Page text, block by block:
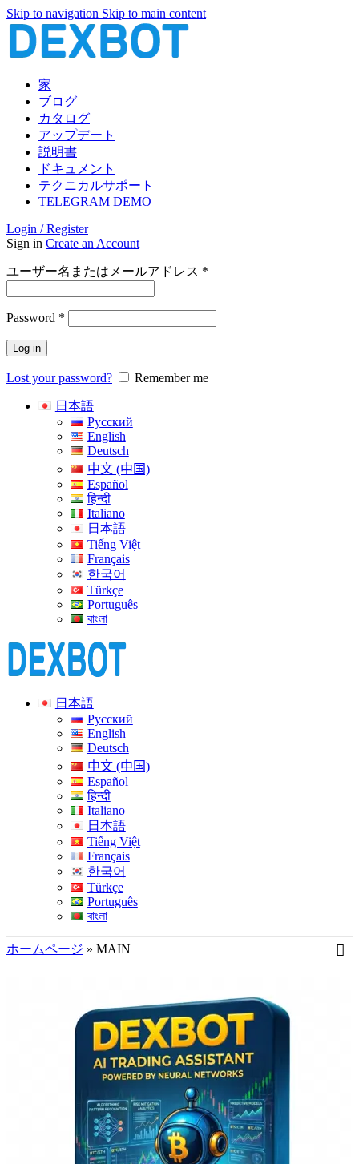
Skip to navigation Skip to main content
家
ブログ
カタログ
アップデート
説明書
ドキュメント
テクニカルサポート
TELEGRAM DEMO
Login / Register
Sign in Create an Account
ユーザー名またはメールアドレス *
Password *
Log in
Lost your password? Remember me
日本語
Русский
English
Deutsch
中文 (中国)
Español
हिन्दी
Italiano
日本語
Tiếng Việt
Français
한국어
Türkçe
Português
বাংলা
日本語
Русский
English
Deutsch
中文 (中国)
Español
हिन्दी
Italiano
日本語
Tiếng Việt
Français
한국어
Türkçe
Português
বাংলা
ホームページ » MAIN